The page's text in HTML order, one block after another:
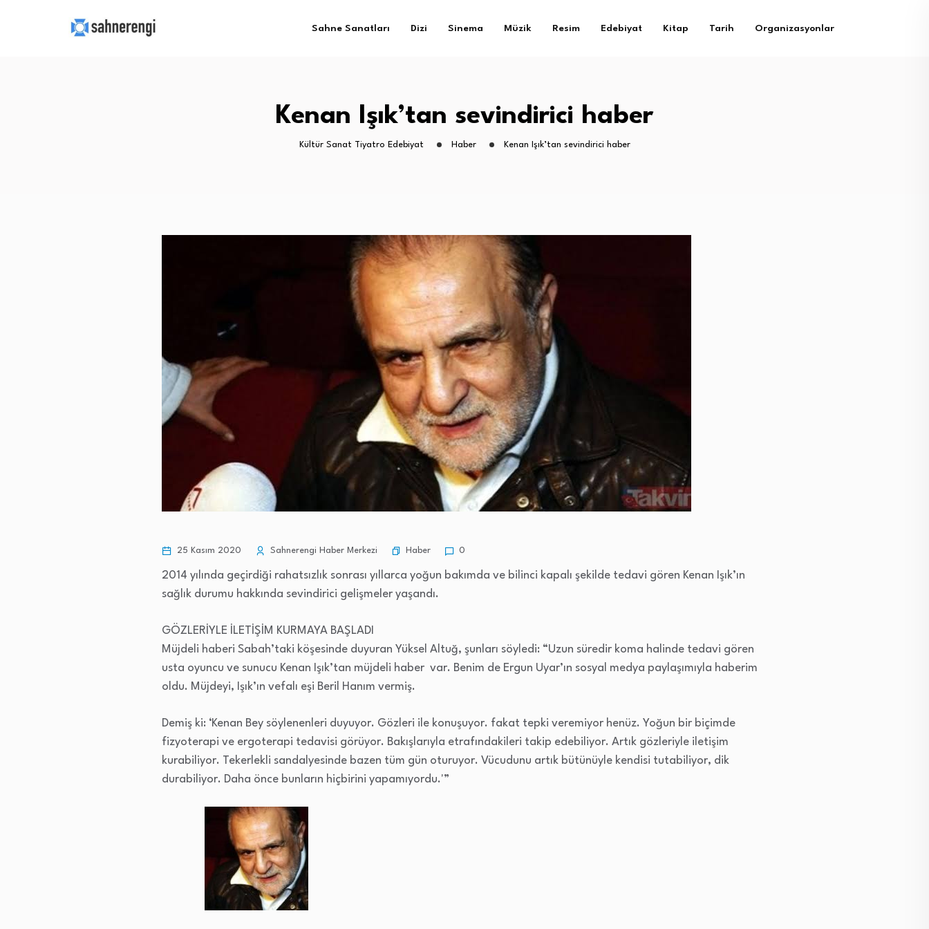
Sahne Sanatları Dizi Sinema Müzik Resim Edebiyat Kitap Tarih Organizasyonlar
Kenan Işık’tan sevindirici haber
Kültür Sanat Tiyatro Edebiyat Haber Kenan Işık’tan sevindirici haber
25 Kasım 2020 Sahnerengi Haber Merkezi Haber 0
2014 yılında geçirdiği rahatsızlık sonrası yıllarca yoğun bakımda ve bilinci kapalı şekilde tedavi gören Kenan Işık’ın
sağlık durumu hakkında sevindirici gelişmeler yaşandı.
GÖZLERİYLE İLETİŞİM KURMAYA BAŞLADI
Müjdeli haberi Sabah’taki köşesinde duyuran Yüksel Altuğ, şunları söyledi: “Uzun süredir koma halinde tedavi gören
usta oyuncu ve sunucu Kenan Işık’tan müjdeli haber var. Benim de Ergun Uyar’ın sosyal medya paylaşımıyla haberim
oldu. Müjdeyi, Işık’ın vefalı eşi Beril Hanım vermiş.
Demiş ki: ‘Kenan Bey söylenenleri duyuyor. Gözleri ile konuşuyor. fakat tepki veremiyor henüz. Yoğun bir biçimde
fizyoterapi ve ergoterapi tedavisi görüyor. Bakışlarıyla etrafındakileri takip edebiliyor. Artık gözleriyle iletişim
kurabiliyor. Tekerlekli sandalyesinde bazen tüm gün oturuyor. Vücudunu artık bütünüyle kendisi tutabiliyor, dik
durabiliyor. Daha önce bunların hiçbirini yapamıyordu.'”